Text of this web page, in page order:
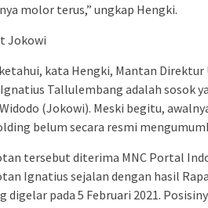
molor terus,” ungkap Hengki.
Jokowi
kata Hengki, Mantan
Tallulembang adalah sosok
(Jokowi). Meski begitu,
belum secara resmi
tersebut diterima MNC Portal
Ignatius sejalan dengan hasil
digelar pada 5 Februari 2021.